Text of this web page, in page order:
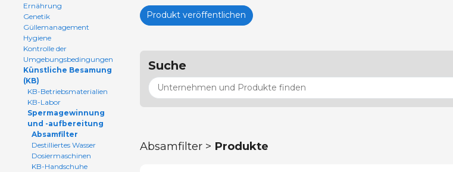
Ernährung
Genetik
Güllemanagement
Hygiene
Kontrolle der
Umgebungsbedingungen
Künstliche Besamung
(KB)
KB-Betriebsmaterialien
KB-Labor
Spermagewinnung
und -aufbereitung
Absamfilter
Destilliertes Wasser
Dosiermaschinen
KB-Handschuhe
Produkt veröffentlichen
Suche
Absamfilter > Produkte